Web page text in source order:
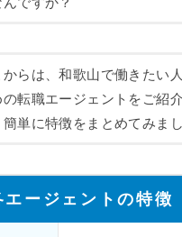
からは、和歌山で働きたい
転職エージェントをご紹
単に特徴をまとめてみまし
エージェントの特徴